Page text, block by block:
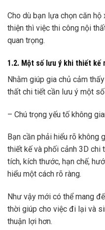
Cho dù bạn lựa chọn căn
thiện thì việc thi công nội
quan trọng.
1.2. Một số lưu ý khi thiết kế
Nhằm giúp gia chủ cảm
thất chi tiết cần lưu ý một
– Chú trọng yếu tố không
Bạn cần phải hiểu rõ
thiết kế và phối cảnh 3D chi
tích, kích thước, hạn chế,
hiểu một cách rõ ràng.
Như vậy mới có thể mang
thời giúp cho việc đi lại và
thuận lợi hơn.